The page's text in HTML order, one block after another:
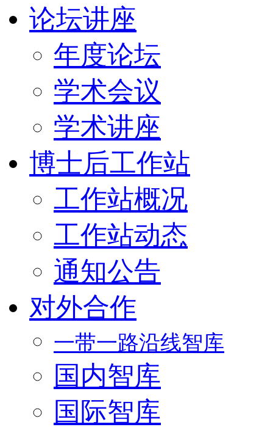
论坛讲座
年度论坛
学术会议
学术讲座
博士后工作站
工作站概况
工作站动态
通知公告
对外合作
一带一路沿线智库
国内智库
国际智库